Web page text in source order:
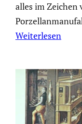
alles im Zeichen
Weiterlesen